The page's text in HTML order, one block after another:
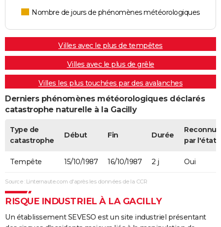
Nombre de jours de phénomènes météorologiques
Villes avec le plus de tempêtes
Villes avec le plus de grêle
Villes les plus touchées par des avalanches
Derniers phénomènes météorologiques déclarés
catastrophe naturelle à la Gacilly
Type de
catastrophe
Début Fin Durée
Reconnue
par l'état
Tempête 15/10/1987 16/10/1987 2 j Oui
Source : Linternaute.com d'après les données de la CCR
RISQUE INDUSTRIEL À LA GACILLY
Un établissement SEVESO est un site industriel présentant